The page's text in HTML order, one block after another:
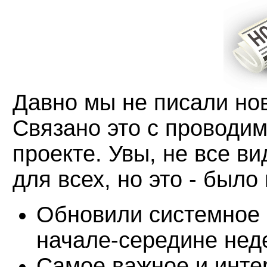
Давно мы не писали
Связано это с
проекте. Увы, не все
для всех, но это -
Обновили
начале-середине